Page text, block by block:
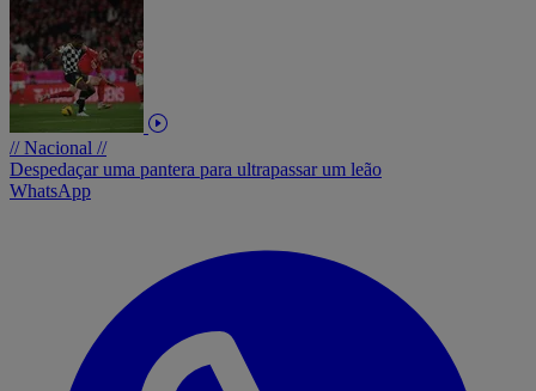
// Nacional //
Despedaçar uma pantera para ultrapassar um leão
WhatsApp